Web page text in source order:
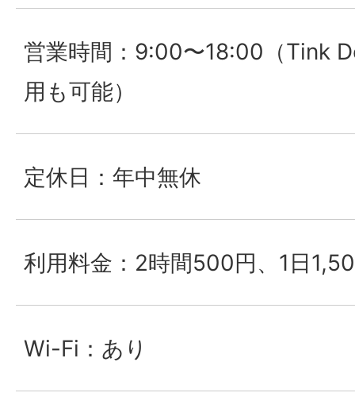
営業時間：9:00〜18:00（Tink
用も可能）
定休日：年中無休
利用料金：2時間500円、1日
Wi-Fi：あり